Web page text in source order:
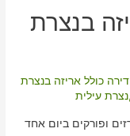
בנצרת
כולל אריזה בנצרת
,נצרת עילית
ופורקים ביום אחד